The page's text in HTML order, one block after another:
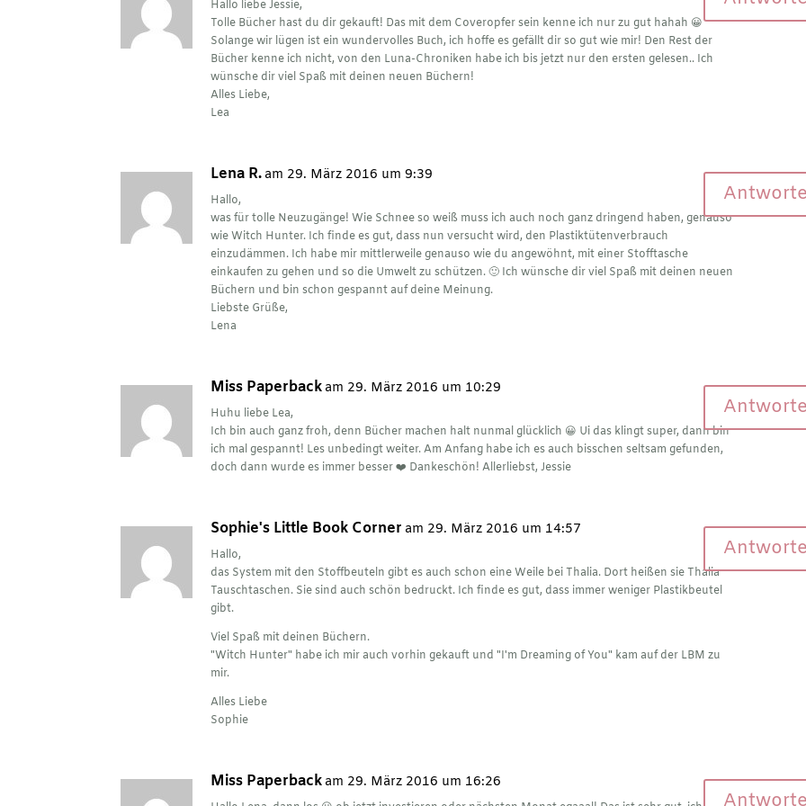
Hallo liebe Jessie,
Tolle Bücher hast du dir gekauft! Das mit dem Coveropfer sein kenne ich nur zu gut hahah 😀
Solange wir lügen ist ein wundervolles Buch, ich hoffe es gefällt dir so gut wie mir! Den Rest der
Bücher kenne ich nicht, von den Luna-Chroniken habe ich bis jetzt nur den ersten gelesen.. Ich
wünsche dir viel Spaß mit deinen neuen Büchern!
Alles Liebe,
Lea
Lena R. am 29. März 2016 um 9:39
Hallo,
was für tolle Neuzugänge! Wie Schnee so weiß muss ich auch noch ganz dringend haben, genauso
wie Witch Hunter. Ich finde es gut, dass nun versucht wird, den Plastiktütenverbrauch
einzudämmen. Ich habe mir mittlerweile genauso wie du angewöhnt, mit einer Stofftasche
einkaufen zu gehen und so die Umwelt zu schützen. 🙂 Ich wünsche dir viel Spaß mit deinen neuen
Büchern und bin schon gespannt auf deine Meinung.
Liebste Grüße,
Lena
Miss Paperback am 29. März 2016 um 10:29
Huhu liebe Lea,
Ich bin auch ganz froh, denn Bücher machen halt nunmal glücklich 😀 Ui das klingt super, dann bin
ich mal gespannt! Les unbedingt weiter. Am Anfang habe ich es auch bisschen seltsam gefunden,
doch dann wurde es immer besser ❤️ Dankeschön! Allerliebst, Jessie
Sophie's Little Book Corner am 29. März 2016 um 14:57
Hallo,
das System mit den Stoffbeuteln gibt es auch schon eine Weile bei Thalia. Dort heißen sie Thalia
Tauschtaschen. Sie sind auch schön bedruckt. Ich finde es gut, dass immer weniger Plastikbeutel
gibt.
Viel Spaß mit deinen Büchern.
"Witch Hunter" habe ich mir auch vorhin gekauft und "I'm Dreaming of You" kam auf der LBM zu
mir.
Alles Liebe
Sophie
Miss Paperback am 29. März 2016 um 16:26